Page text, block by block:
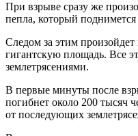
При взрыве сразу же
пепла, который
Следом за этим
гигантскую площадь. Все
землетрясениями.
В первые минуты после
погибнет около 200 тысяч
от последующих